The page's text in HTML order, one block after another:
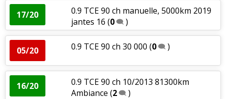
17/20
0.9 TCE 90 ch manuelle, 5000km 2019
jantes 16 (0 )
05/20 0.9 TCE 90 ch 30 000 (0 )
16/20
0.9 TCE 90 ch 10/2013 81300km
Ambiance (2 )